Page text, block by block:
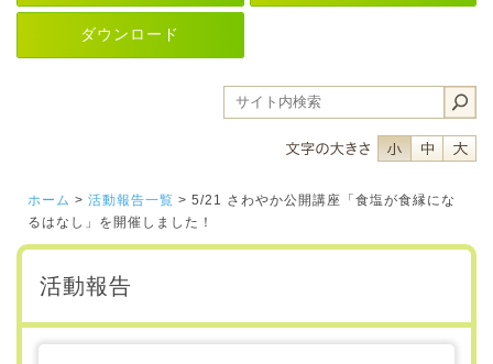
ダウンロード
フォントサイ
フォン
ホーム > 活動報告一覧 > 5/21 さわやか公開講座「食塩が食縁にな
るはなし」を開催しました！
活動報告